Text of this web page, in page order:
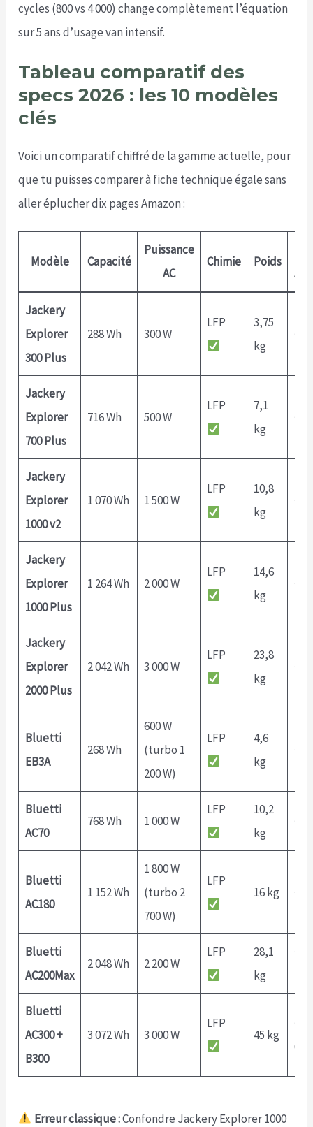
cycles (800 vs 4 000) change complètement l’équation
sur 5 ans d’usage van intensif.
Tableau comparatif des
specs 2026 : les 10 modèles
clés
Voici un comparatif chiffré de la gamme actuelle, pour
que tu puisses comparer à fiche technique égale sans
aller éplucher dix pages Amazon :
Modèle Capacité
Puissance
AC
Chimie Poids
AC
Jackery
Explorer
300 Plus
288 Wh 300 W
LFP
3,75
kg
Jackery
Explorer
700 Plus
716 Wh 500 W
LFP
7,1
kg
Jackery
Explorer
1000 v2
1 070 Wh 1 500 W
LFP
10,8
kg
Jackery
Explorer
1000 Plus
1 264 Wh 2 000 W
LFP
14,6
kg
Jackery
Explorer
2000 Plus
2 042 Wh 3 000 W
LFP
23,8
kg
Bluetti
EB3A
268 Wh
600 W
(turbo 1
200 W)
LFP
4,6
kg
Bluetti
AC70
768 Wh 1 000 W
LFP
10,2
kg
Bluetti
AC180
1 152 Wh
1 800 W
(turbo 2
700 W)
LFP
16 kg
Bluetti
AC200Max
2 048 Wh 2 200 W
LFP
28,1
kg
Bluetti
AC300 +
B300
3 072 Wh 3 000 W
LFP
45 kg
Erreur classique :Confondre Jackery Explorer 1000